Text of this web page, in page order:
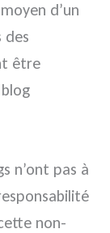
d’un
des
être
n’ont pas à
non-